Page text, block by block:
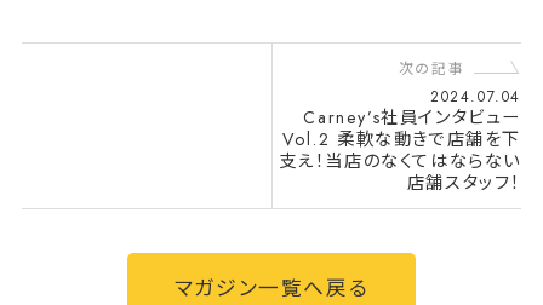
次の記事
2024.07.04
Carney’s社員インタビュー
Vol.2 柔軟な動きで店舗を下
支え！当店のなくてはならない
店舗スタッフ！
マガジン一覧へ戻る